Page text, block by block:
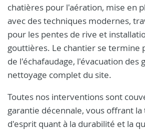
chatières pour l'aération, mise en
avec des techniques modernes,
pour les pentes de rive et
gouttières. Le chantier se termine
de l'échafaudage, l'évacuation des
nettoyage complet du site.
Toutes nos interventions sont
garantie décennale, vous offrant
d'esprit quant à la durabilité et la